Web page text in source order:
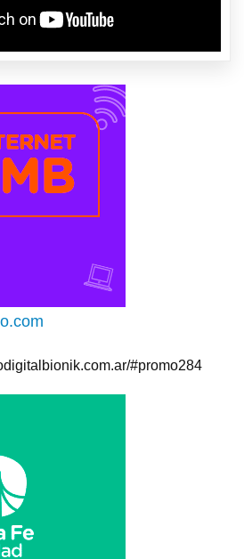
#promo284